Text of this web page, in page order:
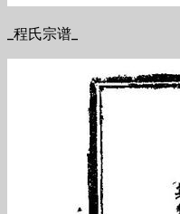
_程氏宗谱_